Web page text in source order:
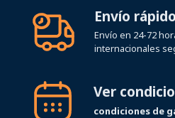
Envío rápido
Envío en 24-72
internacionales
Ver
condiciones de